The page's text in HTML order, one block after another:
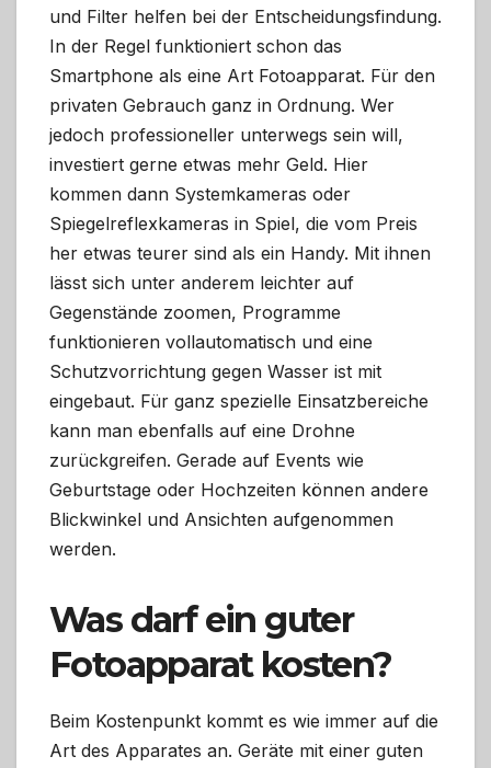
und Filter helfen bei der Entscheidungsfindung.
In der Regel funktioniert schon das
Smartphone als eine Art Fotoapparat. Für den
privaten Gebrauch ganz in Ordnung. Wer
jedoch professioneller unterwegs sein will,
investiert gerne etwas mehr Geld. Hier
kommen dann Systemkameras oder
Spiegelreflexkameras in Spiel, die vom Preis
her etwas teurer sind als ein Handy. Mit ihnen
lässt sich unter anderem leichter auf
Gegenstände zoomen, Programme
funktionieren vollautomatisch und eine
Schutzvorrichtung gegen Wasser ist mit
eingebaut. Für ganz spezielle Einsatzbereiche
kann man ebenfalls auf eine Drohne
zurückgreifen. Gerade auf Events wie
Geburtstage oder Hochzeiten können andere
Blickwinkel und Ansichten aufgenommen
werden.
Was darf ein guter
Fotoapparat kosten?
Beim Kostenpunkt kommt es wie immer auf die
Art des Apparates an. Geräte mit einer guten